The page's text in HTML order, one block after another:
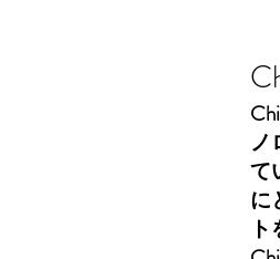
ノ
て
に